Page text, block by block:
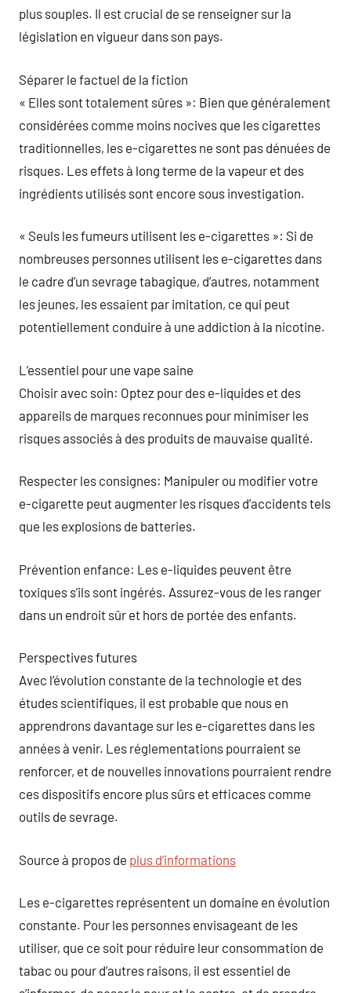
plus souples. Il est crucial de se renseigner sur la
législation en vigueur dans son pays.
Séparer le factuel de la fiction
« Elles sont totalement sûres »: Bien que généralement
considérées comme moins nocives que les cigarettes
traditionnelles, les e-cigarettes ne sont pas dénuées de
risques. Les effets à long terme de la vapeur et des
ingrédients utilisés sont encore sous investigation.
« Seuls les fumeurs utilisent les e-cigarettes »: Si de
nombreuses personnes utilisent les e-cigarettes dans
le cadre d’un sevrage tabagique, d’autres, notamment
les jeunes, les essaient par imitation, ce qui peut
potentiellement conduire à une addiction à la nicotine.
L’essentiel pour une vape saine
Choisir avec soin: Optez pour des e-liquides et des
appareils de marques reconnues pour minimiser les
risques associés à des produits de mauvaise qualité.
Respecter les consignes: Manipuler ou modifier votre
e-cigarette peut augmenter les risques d’accidents tels
que les explosions de batteries.
Prévention enfance: Les e-liquides peuvent être
toxiques s’ils sont ingérés. Assurez-vous de les ranger
dans un endroit sûr et hors de portée des enfants.
Perspectives futures
Avec l’évolution constante de la technologie et des
études scientifiques, il est probable que nous en
apprendrons davantage sur les e-cigarettes dans les
années à venir. Les réglementations pourraient se
renforcer, et de nouvelles innovations pourraient rendre
ces dispositifs encore plus sûrs et efficaces comme
outils de sevrage.
Source à propos de plus d’informations
Les e-cigarettes représentent un domaine en évolution
constante. Pour les personnes envisageant de les
utiliser, que ce soit pour réduire leur consommation de
tabac ou pour d’autres raisons, il est essentiel de